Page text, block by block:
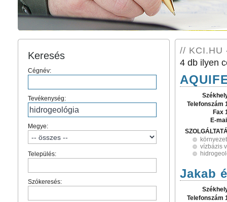
Keresés
Cégnév:
Tevékenység:
Megye:
Település:
Szókeresés:
// KCI.HU
4 db ilyen
Telefonszám
Fax
E-
vízbázis
Jakab
Telefonszám